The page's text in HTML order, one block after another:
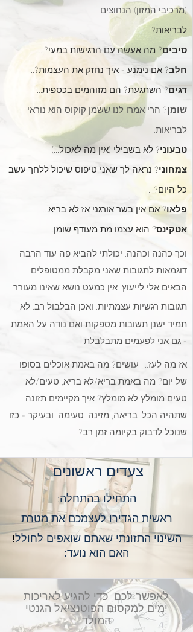
(מרכיבי המזון) הנחוצים
לבריאות?...
סיבים? מה אעשה עם הרגישות במעי?...
חלב? אם נימנע - איך נחזק את העצמות?...
דגים? השתגעת? הם מזוהמים בכספית...
שומן? הרי אמרו לנו ששמן קוקוסהוא נוראי
לבריאות...
טבעוני? לא בשבילי (אין מה לאכול...)
צמחוני? נראה לך שאני טיפוס שיכול ללחך עשב
כל היום?...
פלאו? אם אין בשר אורגני אז לא בריא...
אטקינס? הוא עצמו מת מעודף שומן...
וכך כהנה וכהנה. יכולתי להביא פה עוד הרבה
דוגמאות לתגובות שאני מקבלת ממטופלים
הבאים אלי לייעוץ. אין כמעט נושא שאינו מעורר
תגובות רגשיותעצמתיות. ואכן הבלבול רב. לא
תמיד ישנן תשובות מספקות ואם נודה על האמת
- גם אני לפעמים מתבלבלת.
אז מה לעז.... עושים? מה באמת אוכלים בסופו
של יום? מה באמת בריא/לא בריא, טעים/לא
טעים מומלץ לא מומלץ? איך מקיימים תזונה
שתהיה הכל: בריאה, מזינה, טעימה, ובעיקר - כזו
שנוכל לדבוק בקיומה זמן רב?
צעדים ראשונים:
התחילו בהתחלה:
ראשית הגדירו לעצמכם את מטרת
השינוי התזונתי שאתם שואפים לחולל!
האם הוא נועד:
לאפשר לכם כדי להגיע לאריכות
ימים למקסום הפוטנציאל הגנטי
המולד